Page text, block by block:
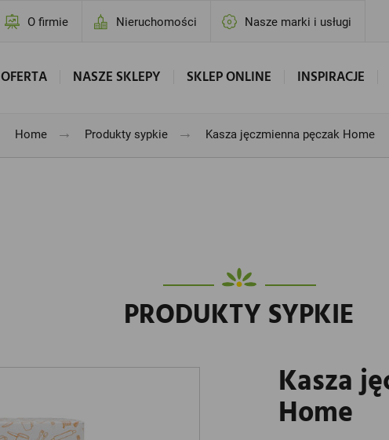
O firmie Nieruchomości Nasze marki i usługi
OFERTA NASZE SKLEPY SKLEP ONLINE INSPIRACJE
Home → Produkty sypkie → Kasza jęczmienna pęczak Home
PRODUKTY SYPKIE
Kasza
Home